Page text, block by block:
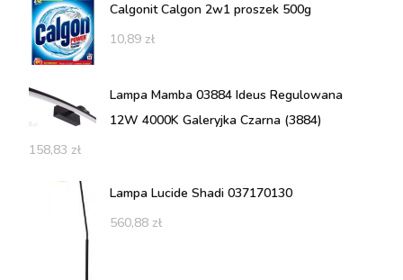
Calgonit Calgon 2w1 proszek 500g
10,89 zł
Lampa Mamba 03884 Ideus Regulowana
12W 4000K Galeryjka Czarna (3884)
158,83 zł
Lampa Lucide Shadi 037170130
560,88 zł